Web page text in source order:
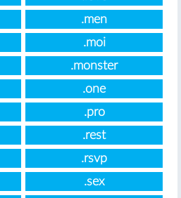
.men
.moi
.monster
.one
.pro
.rest
.rsvp
.sex